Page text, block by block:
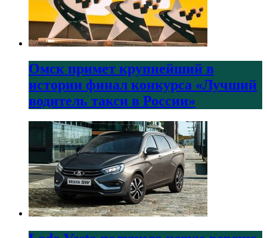
Омск примет крупнейший в
истории финал конкурса «Лучший
водитель такси в России»